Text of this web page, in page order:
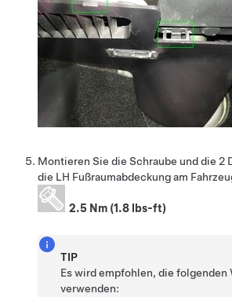
Montieren Sie die Schraube und die 2
die LH Fußraumabdeckung am
2.5 Nm (1.8 lbs-ft)
TIP
Es wird empfohlen, die folgenden
verwenden: